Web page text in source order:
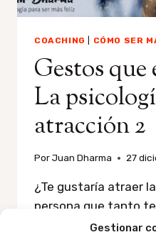
Gestionar
COACHING CÓMO SER
Gestos
La
atracción 2
PorJuan Dharma 27
¿Te gustaría atraer
persona que tanto
caerles bien a tus